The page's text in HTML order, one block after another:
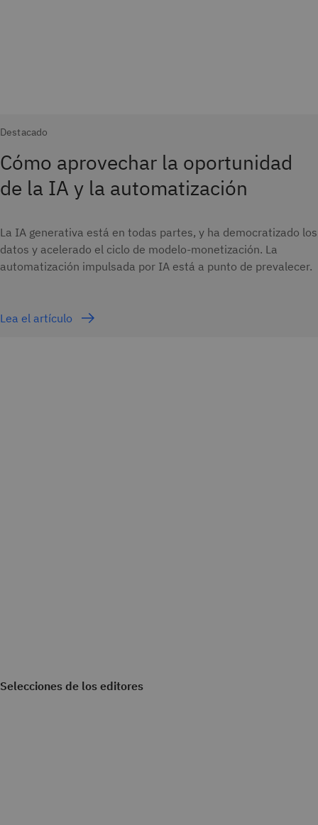
Destacado
Cómo aprovechar la oportunidad
de la IA y la automatización
La IA generativa está en todas partes, y ha democratizado los
datos y acelerado el ciclo de modelo-monetización. La
automatización impulsada por IA está a punto de prevalecer.
Lea el artículo
Selecciones de los editores